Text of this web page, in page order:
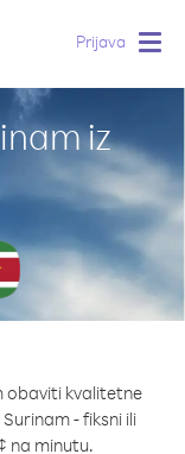
Prijava
iz
obaviti kvalitetne
- fiksni ili
na minutu.